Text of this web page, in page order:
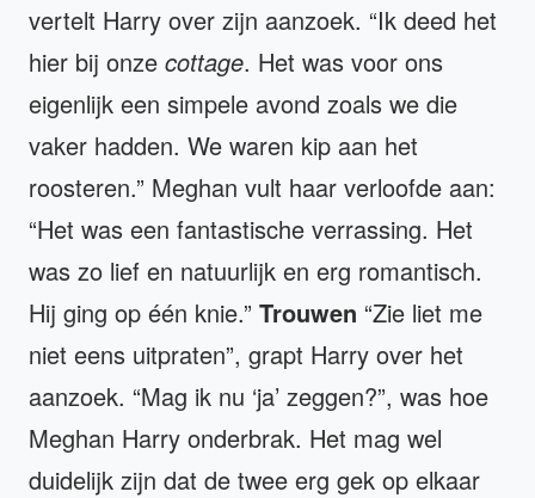
vertelt Harry over zijn aanzoek. “Ik deed het
hier bij onze cottage. Het was voor ons
eigenlijk een simpele avond zoals we die
vaker hadden. We waren kip aan het
roosteren.” Meghan vult haar verloofde aan:
“Het was een fantastische verrassing. Het
was zo lief en natuurlijk en erg romantisch.
Hij ging op één knie.” Trouwen “Zie liet me
niet eens uitpraten”, grapt Harry over het
aanzoek. “Mag ik nu ‘ja’ zeggen?”, was hoe
Meghan Harry onderbrak. Het mag wel
duidelijk zijn dat de twee erg gek op elkaar